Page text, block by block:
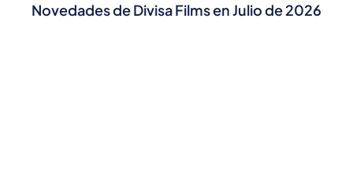
Novedades de Divisa Films en Julio de 2026